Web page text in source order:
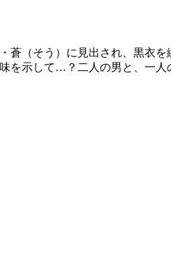
（そう）に見出され、黒衣
を示して…？二人の男と、一